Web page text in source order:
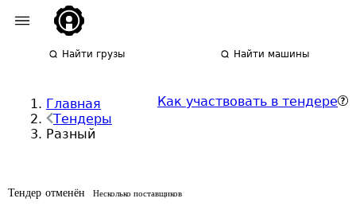
Найти грузы Найти машины
Главная
Тендеры
Разный
Как участвовать в тендере
Тендер отменён Несколько поставщиков